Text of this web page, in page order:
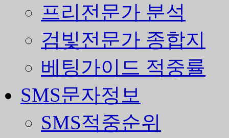
프리전문가 분석
검빛전문가 종합지
베팅가이드 적중률
SMS문자정보
SMS적중순위